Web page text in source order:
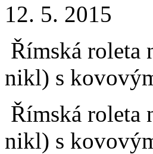
12. 5. 2015
Římská roleta
nikl) s
Římská roleta
nikl) s